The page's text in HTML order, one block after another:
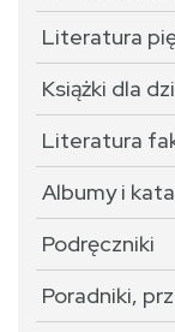
Literatura
Książki dla
Literatura
Albumy i
Podręczniki
Poradniki,